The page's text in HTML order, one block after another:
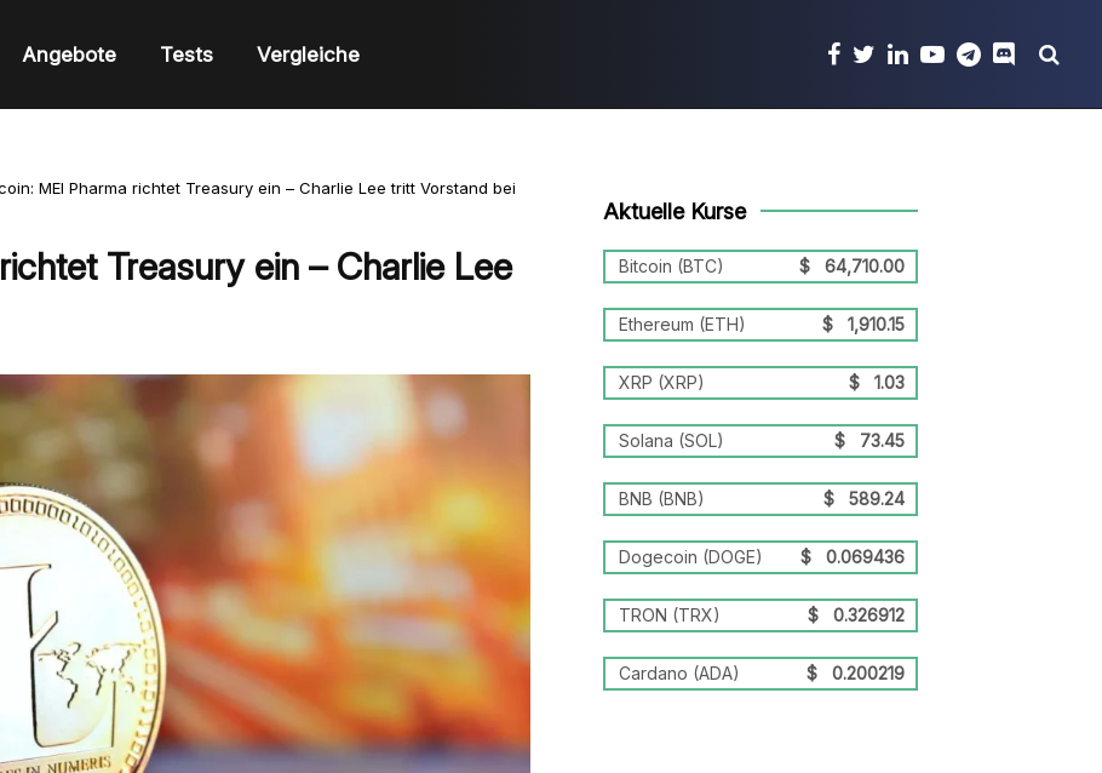
Angebote Tests Vergleiche
MEI Pharma richtet Treasury ein – Charlie Lee tritt Vorstand bei
Treasury ein – Charlie Lee
Aktuelle Kurse
Bitcoin (BTC) $ 64,710.00
Ethereum (ETH) $ 1,910.15
XRP (XRP) $ 1.03
Solana (SOL) $ 73.45
BNB (BNB) $ 589.24
Dogecoin (DOGE) $ 0.069436
TRON (TRX) $ 0.326912
Cardano (ADA) $ 0.200219